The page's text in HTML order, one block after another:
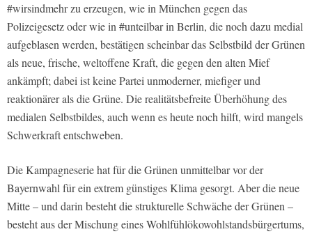
#wirsindmehrzu erzeugen, wie in München gegen das
Polizeigesetz oder wie in#unteilbarin Berlin, die noch dazu medial
aufgeblasen werden, bestätigen scheinbar das Selbstbild der Grünen
als neue, frische, weltoffene Kraft, die gegen den alten Mief
ankämpft; dabei ist keine Partei unmoderner, miefiger und
reaktionärer als die Grüne. Die realitätsbefreite Überhöhung des
medialen Selbstbildes, auch wenn es heute noch hilft, wird mangels
Schwerkraft entschweben.
Die Kampagneserie hat für die Grünen unmittelbar vor der
Bayernwahl für ein extrem günstiges Klima gesorgt. Aber die neue
Mitte – und darin besteht die strukturelle Schwäche der Grünen –
besteht aus der Mischung eines Wohlfühlökowohlstandsbürgertums,